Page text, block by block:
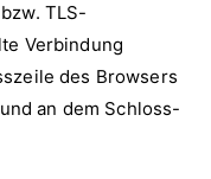
TLS-
Verbindung
des Browsers
an dem Schloss-